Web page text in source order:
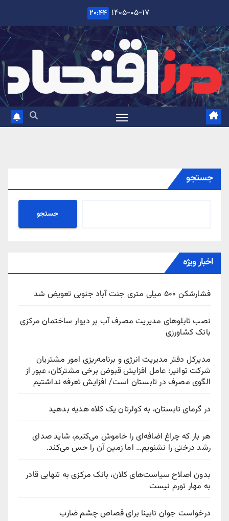
content
۱۴۰۵-۰۵-۱۷ ۲۰:۴۴
جستجو
جستجو
اخبار ویژه
فشارشکن ۵۰۰ میلی متری جنت آباد جنوبی تعویض شد
نصب تابلوهای مدیریت مصرف آب بر دیوار ساختمان مرکزی
بانک کشاورزی
مدیرکل دفتر مدیریت انرژی و برنامه‌ریزی امور مشتریان
شرکت توانیر: عامل افزایش قبوض برخی مشترکان، عبور از
الگوی مصرف در تابستان است/ افزایش تعرفه نداشتیم
در گرمای تابستان، به کولرتان یک کلاه هدیه بدهید
هر بار که چراغ اضافه‌ای را خاموش می‌کنیم، شاید صدای
رشد درختی را نشنویم… اما زمین آن را حس می‌کند.
بدون اصلاح سیاست‌های کلان، بانک مرکزی به تنهایی قادر
به مهار تورم نیست
درخواست جوان نابینا برای قصاص چشم ضارب